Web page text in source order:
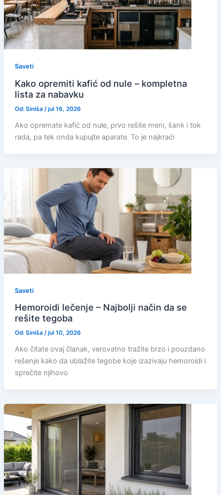
Saveti
Kako opremiti kafić od nule – kompletna
lista za nabavku
Od: Siniša /jul 16, 2026
Ako opremate kafić od nule, prvo rešite meni, šank i tok
rada, pa tek onda kupujte aparate. To je najkraći
Saveti
Hemoroidi lečenje – Najbolji način da se
rešite tegoba
Od: Siniša /jul 10, 2026
Ako čitate ovaj članak, verovatno tražite brzo i pouzdano
rešenje kako da ublažite tegobe koje izazivaju hemoroidi i
sprečite njihovo